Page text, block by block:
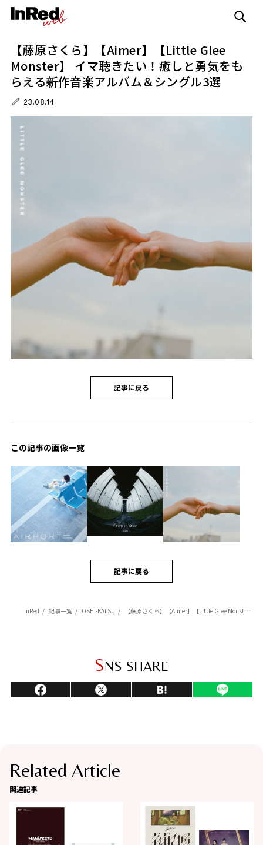
【藤原さくら】【Aimer】【Little Glee
Monster】 イマ聴きたい！癒しと勇気をも
らえる新作音楽アルバム＆シングル3選
23.08.14
記事に戻る
この記事の画像一覧
記事に戻る
InRed 記事一覧 OSHI-KATSU 【藤原さくら】【Aimer】【Little Glee Monster】 イマ聴きたい！癒しと勇気をもらえる新作音楽アルバム＆シングル3選
SNS SHARE
Related Article
関連記事